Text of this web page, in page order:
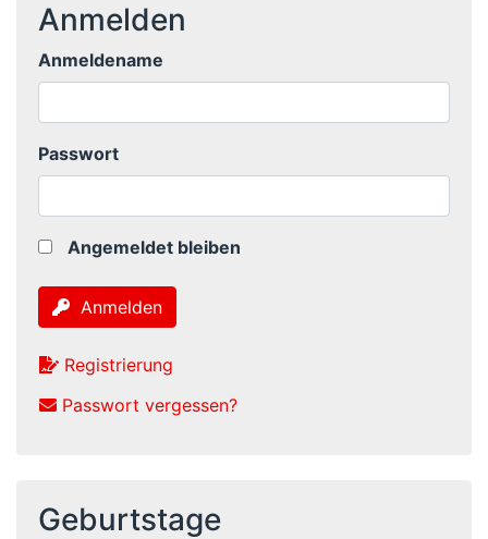
Anmelden
Anmeldename
Passwort
Angemeldet bleiben
Anmelden
Registrierung
Passwort vergessen?
Geburtstage